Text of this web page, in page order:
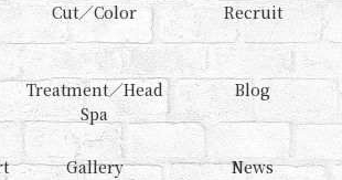
Cut／Color
Treatment／Head
Spa
Gallery
Recruit
Blog
News